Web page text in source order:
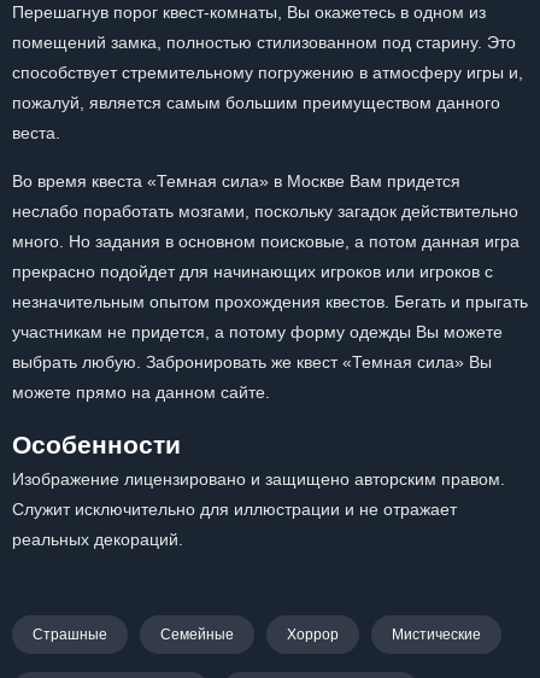
Перешагнув порог квест-комнаты, Вы окажетесь в одном из
помещений замка, полностью стилизованном под старину. Это
способствует стремительному погружению в атмосферу игры и,
пожалуй, является самым большим преимуществом данного
веста.
Во время квеста «Темная сила» в Москве Вам придется
неслабо поработать мозгами, поскольку загадок действительно
много. Но задания в основном поисковые, а потом данная игра
прекрасно подойдет для начинающих игроков или игроков с
незначительным опытом прохождения квестов. Бегать и прыгать
участникам не придется, а потому форму одежды Вы можете
выбрать любую. Забронировать же квест «Темная сила» Вы
можете прямо на данном сайте.
Особенности
Изображение лицензировано и защищено авторским правом.
Служит исключительно для иллюстрации и не отражает
реальных декораций.
Страшные Семейные Хоррор Мистические